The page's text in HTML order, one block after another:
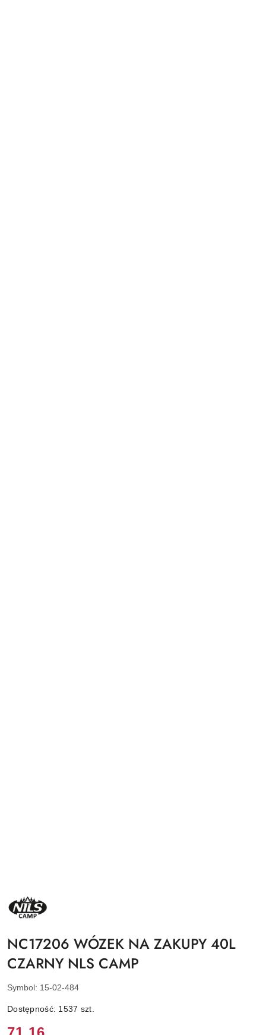
NAZWA
PRODUCENTA:
NILS
NC17206 WÓZEK NA ZAKUPY 40L
CZARNY NLS CAMP
Symbol: 15-02-484
Dostępność: 1537 szt.